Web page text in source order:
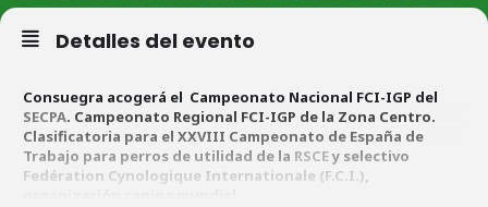
Detalles del evento
Consuegra acogerá el Campeonato Nacional FCI-IGP del
SECPA. Campeonato Regional FCI-IGP de la Zona Centro.
Clasificatoria para el XXVIII Campeonato de España de
Trabajo para perros de utilidad de la RSCEy selectivo
Fedération Cynologique Internationale (F.C.I.),